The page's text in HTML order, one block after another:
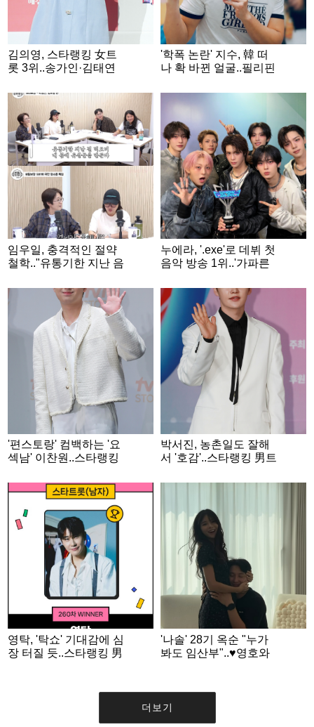
김의영, 스타랭킹 女트
롯 3위..송가인·김태연
'학폭 논란' 지수, 韓 떠
나 확 바뀐 얼굴..필리핀
슈]
임우일, 충격적인 절약
철학.."유통기한 지난 음
('비밀보장')
누에라, '.exe'로 데뷔 첫
음악 방송 1위..'가파른
'편스토랑' 컴백하는 '요
섹남' 이찬원..스타랭킹
박서진, 농촌일도 잘해
서 '호감'..스타랭킹 男트
영탁, '탁쇼' 기대감에 심
장 터질 듯..스타랭킹 男
'나솔' 28기 옥순 "누가
봐도 임산부"..♥영호와
더보기